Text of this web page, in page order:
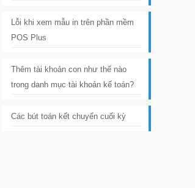
Lỗi khi xem mẫu in trên phần mềm
POS Plus
Thêm tài khoản con như thế nào
trong danh mục tài khoản kế toán?
Các bút toán kết chuyển cuối kỳ